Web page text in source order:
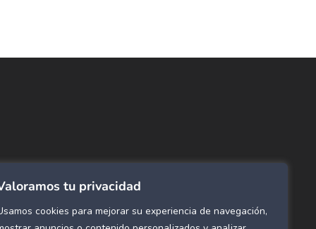
tu privacidad
cookies para mejorar su experiencia de navegación,
para pared
Residenciales